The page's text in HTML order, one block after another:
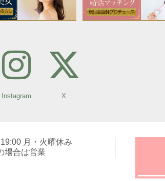
Instagram X
月・火曜休み
場合は営業